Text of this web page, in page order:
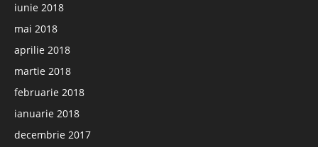
iunie 2018
mai 2018
aprilie 2018
martie 2018
februarie 2018
ianuarie 2018
decembrie 2017